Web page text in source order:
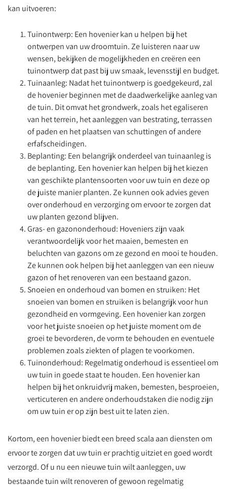
kan uitvoeren:
Tuinontwerp: Een hovenier kan u helpen bij het
ontwerpen van uw droomtuin. Ze luisteren naar uw
wensen, bekijken de mogelijkheden en creëren een
tuinontwerp dat past bij uw smaak, levensstijl en budget.
Tuinaanleg: Nadat het tuinontwerp is goedgekeurd, zal
de hovenier beginnen met de daadwerkelijke aanleg van
de tuin. Dit omvat het grondwerk, zoals het egaliseren
van het terrein, het aanleggen van bestrating, terrassen
of paden en het plaatsen van schuttingen of andere
erfafscheidingen.
Beplanting: Een belangrijk onderdeel van tuinaanleg is
de beplanting. Een hovenier kan helpen bij het kiezen
van geschikte plantensoorten voor uw tuin en deze op
de juiste manier planten. Ze kunnen ook advies geven
over onderhoud en verzorging om ervoor te zorgen dat
uw planten gezond blijven.
Gras- en gazononderhoud: Hoveniers zijn vaak
verantwoordelijk voor het maaien, bemesten en
beluchten van gazons om ze gezond en mooi te houden.
Ze kunnen ook helpen bij het aanleggen van een nieuw
gazon of het renoveren van een bestaand gazon.
Snoeien en onderhoud van bomen en struiken: Het
snoeien van bomen en struiken is belangrijk voor hun
gezondheid en vormgeving. Een hovenier kan zorgen
voor het juiste snoeien op het juiste moment om de
groei te bevorderen, de vorm te behouden en eventuele
problemen zoals ziekten of plagen te voorkomen.
Tuinonderhoud: Regelmatig onderhoud is essentieel om
uw tuin in goede staat te houden. Een hovenier kan
helpen bij het onkruidvrij maken, bemesten, besproeien,
verticuteren en andere onderhoudstaken die nodig zijn
om uw tuin er op zijn best uit te laten zien.
Kortom, een hovenier biedt een breed scala aan diensten om
ervoor te zorgen dat uw tuin er prachtig uitziet en goed wordt
verzorgd. Of u nu een nieuwe tuin wilt aanleggen, uw
bestaande tuin wilt renoveren of gewoon regelmatig